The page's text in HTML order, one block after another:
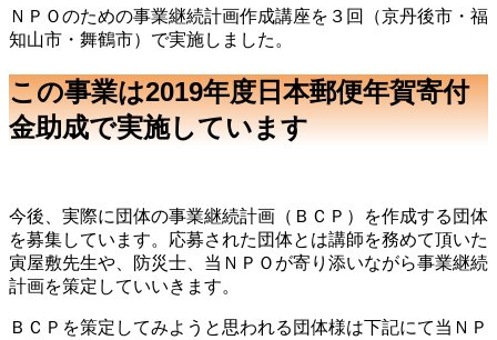
ＮＰＯのための事業継続計画作成講座を３回（京丹後市・福
知山市・舞鶴市）で実施しました。
この事業は2019年度日本郵便年賀寄付
金助成で実施しています
今後、実際に団体の事業継続計画（ＢＣＰ）を作成する団体
を募集しています。応募された団体とは講師を務めて頂いた
寅屋敷先生や、防災士、当ＮＰＯが寄り添いながら事業継続
計画を策定していいきます。
ＢＣＰを策定してみようと思われる団体様は下記にて当ＮＰ